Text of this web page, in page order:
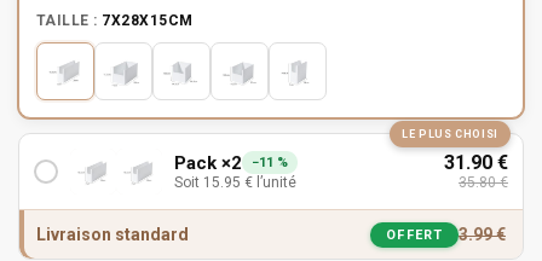
TAILLE : 7X28X15CM
LE PLUS CHOISI
Pack ×2 −11 %
Soit 15.95 € l’unité
31.90 €
35.80€
Livraison standard OFFERT 3.99€